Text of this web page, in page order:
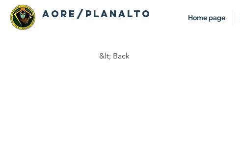
AORE/PLANALTO Home page
&lt; Back